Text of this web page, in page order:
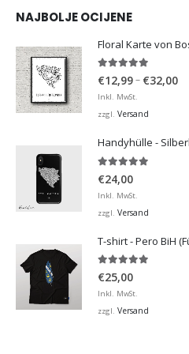
NAJBOLJE OCIJENE
Floral Karte von
5.00von 5
€12,99– €32,00
Inkl. MwSt.
zzgl. Versand
Handyhülle -
€24,00
Inkl. MwSt.
zzgl. Versand
T-shirt - Pero BiH
5.00von 5
€25,00
Inkl. MwSt.
zzgl. Versand